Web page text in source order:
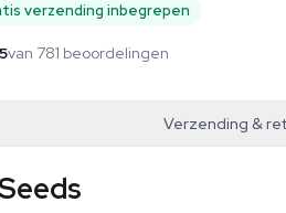
verzending inbegrepen
van 781 beoordelingen
Verzending &